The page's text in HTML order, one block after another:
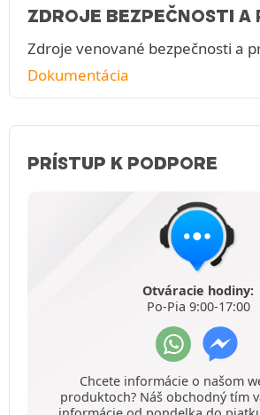
ZDROJE BEZPEČNOSTI A
Zdroje venované bezpečnosti a
Dokumentácia
PRÍSTUP K PODPORE
Otváracie hodiny:
Po-Pia 9:00-17:00
Chcete informácie o našom
produktoch? Náš obchodný tím